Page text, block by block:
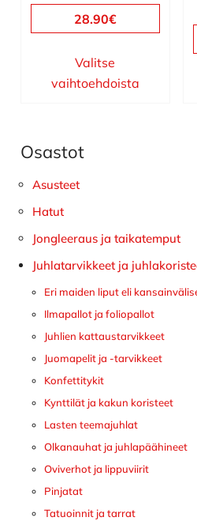
28.90€
Valitse
vaihtoehdoista
Ensisijainen
sivupalkki
Osastot
Asusteet
Hatut
Jongleeraus ja taikatemput
Juhlatarvikkeet ja
Eri maiden liput eli
Ilmapallot ja foliopallot
Juhlien kattaustarvikkeet
Juomapelit ja -tarvikkeet
Konfettitykit
Kynttilät ja kakun koristeet
Lasten teemajuhlat
Olkanauhat ja juhlapäähineet
Oviverhot ja lippuviirit
Pinjatat
Tatuoinnit ja tarrat